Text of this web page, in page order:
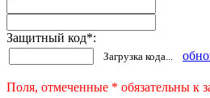
Защитный код*:
Загрузка кода...
Поля, отмеченные * обязательны к